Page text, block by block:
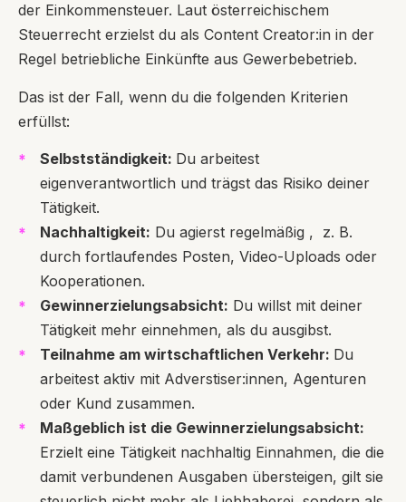
der Einkommensteuer. Laut österreichischem
Steuerrecht erzielst du als Content Creator:in in der
Regel betriebliche Einkünfte aus Gewerbebetrieb.
Das ist der Fall, wenn du die folgenden Kriterien
erfüllst:
Selbstständigkeit: Du arbeitest
eigenverantwortlich und trägst das Risiko deiner
Tätigkeit.
Nachhaltigkeit: Du agierst regelmäßig , z. B.
durch fortlaufendes Posten, Video-Uploads oder
Kooperationen.
Gewinnerzielungsabsicht: Du willst mit deiner
Tätigkeit mehr einnehmen, als du ausgibst.
Teilnahme am wirtschaftlichen Verkehr: Du
arbeitest aktiv mit Adverstiser:innen, Agenturen
oder Kund zusammen.
Maßgeblich ist die Gewinnerzielungsabsicht:
Erzielt eine Tätigkeit nachhaltig Einnahmen, die die
damit verbundenen Ausgaben übersteigen, gilt sie